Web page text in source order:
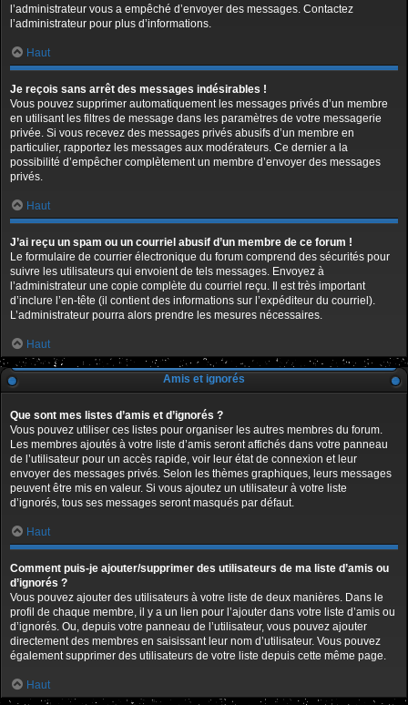
l’administrateur vous a empêché d’envoyer des messages. Contactez
l’administrateur pour plus d’informations.
Haut
Je reçois sans arrêt des messages indésirables !
Vous pouvez supprimer automatiquement les messages privés d’un membre
en utilisant les filtres de message dans les paramètres de votre messagerie
privée. Si vous recevez des messages privés abusifs d’un membre en
particulier, rapportez les messages aux modérateurs. Ce dernier a la
possibilité d’empêcher complètement un membre d’envoyer des messages
privés.
Haut
J’ai reçu un spam ou un courriel abusif d’un membre de ce forum !
Le formulaire de courrier électronique du forum comprend des sécurités pour
suivre les utilisateurs qui envoient de tels messages. Envoyez à
l’administrateur une copie complète du courriel reçu. Il est très important
d’inclure l’en-tête (il contient des informations sur l’expéditeur du courriel).
L’administrateur pourra alors prendre les mesures nécessaires.
Haut
Amis et ignorés
Que sont mes listes d’amis et d’ignorés ?
Vous pouvez utiliser ces listes pour organiser les autres membres du forum.
Les membres ajoutés à votre liste d’amis seront affichés dans votre panneau
de l’utilisateur pour un accès rapide, voir leur état de connexion et leur
envoyer des messages privés. Selon les thèmes graphiques, leurs messages
peuvent être mis en valeur. Si vous ajoutez un utilisateur à votre liste
d’ignorés, tous ses messages seront masqués par défaut.
Haut
Comment puis-je ajouter/supprimer des utilisateurs de ma liste d’amis ou
d’ignorés ?
Vous pouvez ajouter des utilisateurs à votre liste de deux manières. Dans le
profil de chaque membre, il y a un lien pour l’ajouter dans votre liste d’amis ou
d’ignorés. Ou, depuis votre panneau de l’utilisateur, vous pouvez ajouter
directement des membres en saisissant leur nom d’utilisateur. Vous pouvez
également supprimer des utilisateurs de votre liste depuis cette même page.
Haut